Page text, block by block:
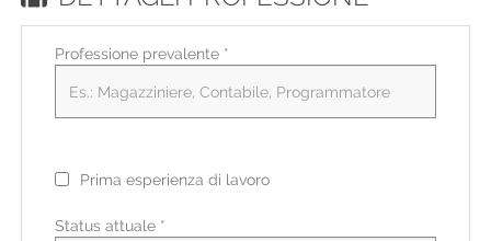
Professione prevalente *
Prima esperienza di lavoro
Status attuale *